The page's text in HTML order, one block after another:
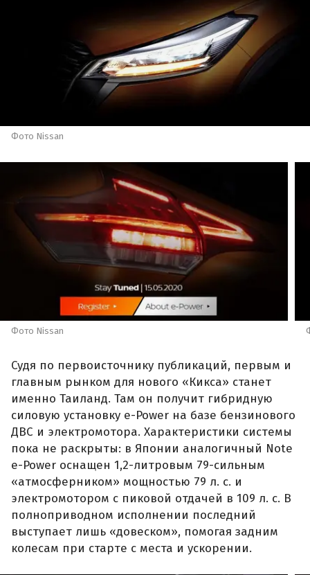
Фото Nissan
Фото Nissan
Судя по первоисточнику публикаций, первым и
главным рынком для нового «Кикса» станет
именно Таиланд. Там он получит гибридную
силовую установку e-Power на базе бензинового
ДВС и электромотора. Характеристики системы
пока не раскрыты: в Японии аналогичный Note
e-Power оснащен 1,2-литровым 79-сильным
«атмосферником» мощностью 79 л. с. и
электромотором с пиковой отдачей в 109 л. с. В
полноприводном исполнении последний
выступает лишь «довеском», помогая задним
колесам при старте с места и ускорении.